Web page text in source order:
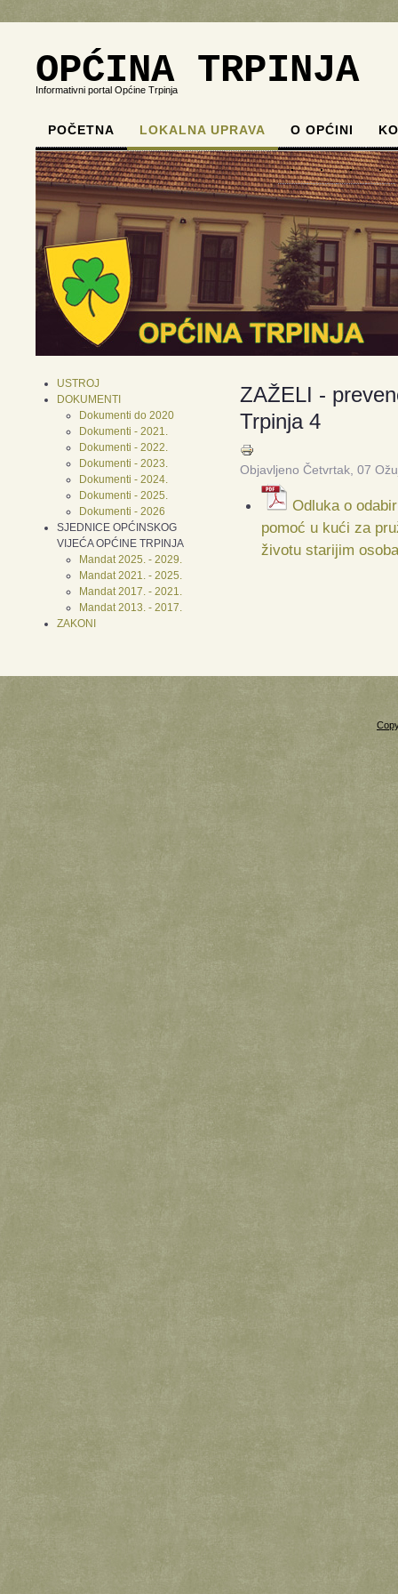
OPĆINA TRPINJA
Informativni portal Općine Trpinja
POČETNA LOKALNA UPRAVA O OPĆINI
. . . .
USTROJ
DOKUMENTI
Dokumenti do 2020
Dokumenti - 2021.
Dokumenti - 2022.
Dokumenti - 2023.
Dokumenti - 2024.
Dokumenti - 2025.
Dokumenti - 2026
SJEDNICE OPĆINSKOG
VIJEĆA OPĆINE TRPINJA
Mandat 2025. - 2029.
Mandat 2021. - 2025.
Mandat 2017. - 2021.
Mandat 2013. - 2017.
ZAKONI
ZAŽELI -
Trpinja 4
Objavljeno Četvrtak, 07
Odluka o
pomoć u kući za
životu starijim
Xvideos